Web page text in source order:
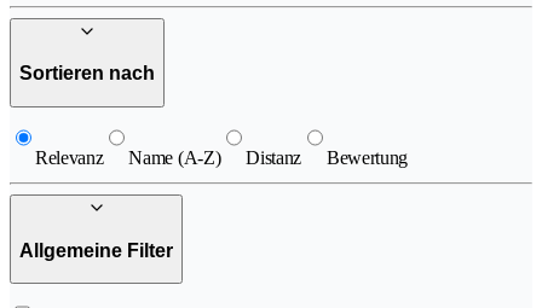
Sortieren nach
Relevanz Name (A-Z) Distanz Bewertung
Allgemeine Filter